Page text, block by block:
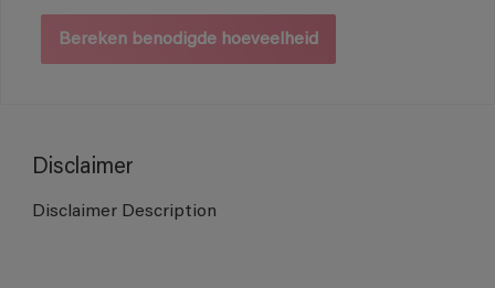
Bereken benodigde hoeveelheid
Disclaimer
Disclaimer Description